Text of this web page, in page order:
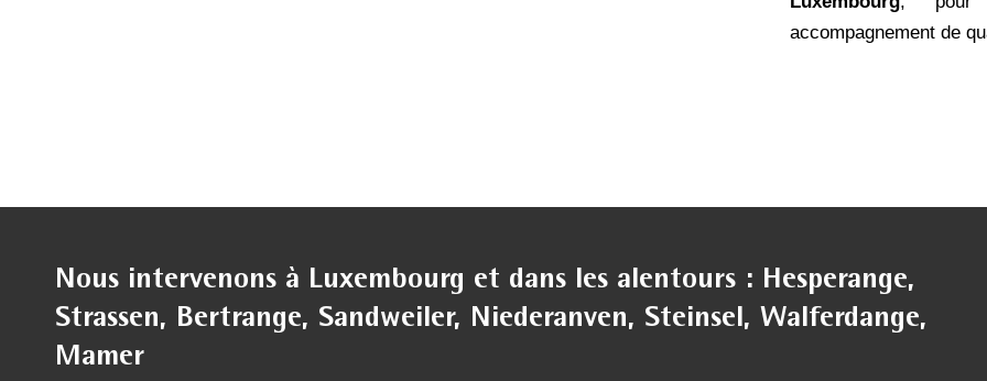
accompagnement de
Nous intervenons à Luxembourg et dans les alentours : Hesperange,
Strassen, Bertrange, Sandweiler, Niederanven, Steinsel, Walferdange,
Mamer